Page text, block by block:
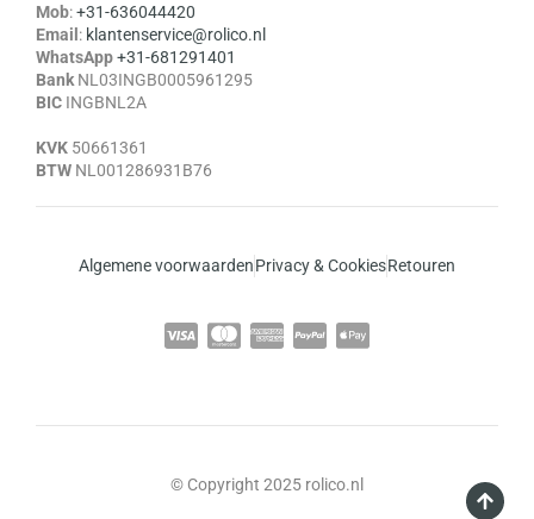
Mob:+31-636044420
Email : klantenservice@rolico.nl
WhatsApp+31-681291401
Bank NL03INGB0005961295
BIC INGBNL2A
KVK 50661361
BTW NL001286931B76
Algemene voorwaardenPrivacy & CookiesRetouren
© Copyright 2025 rolico.nl